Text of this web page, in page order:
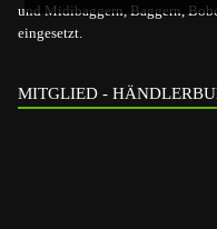
und Midibaggern, Baggern,
eingesetzt.
MITGLIED -